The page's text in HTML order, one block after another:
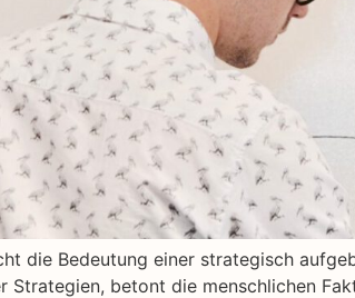
die Bedeutung einer strategisch
Strategien, betont die menschlichen